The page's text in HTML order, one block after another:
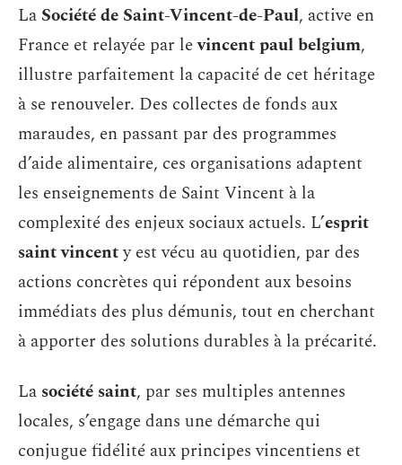
La Société de Saint-Vincent-de-Paul, active en
France et relayée par levincent paul belgium,
illustre parfaitement la capacité de cet héritage
à se renouveler. Des collectes de fonds aux
maraudes, en passant par des programmes
d’aide alimentaire, ces organisations adaptent
les enseignements de Saint Vincent à la
complexité des enjeux sociaux actuels. L’esprit
saint vincenty est vécu au quotidien, par des
actions concrètes qui répondent aux besoins
immédiats des plus démunis, tout en cherchant
à apporter des solutions durables à la précarité.
La société saint, par ses multiples antennes
locales, s’engage dans une démarche qui
conjugue fidélité aux principes vincentiens et